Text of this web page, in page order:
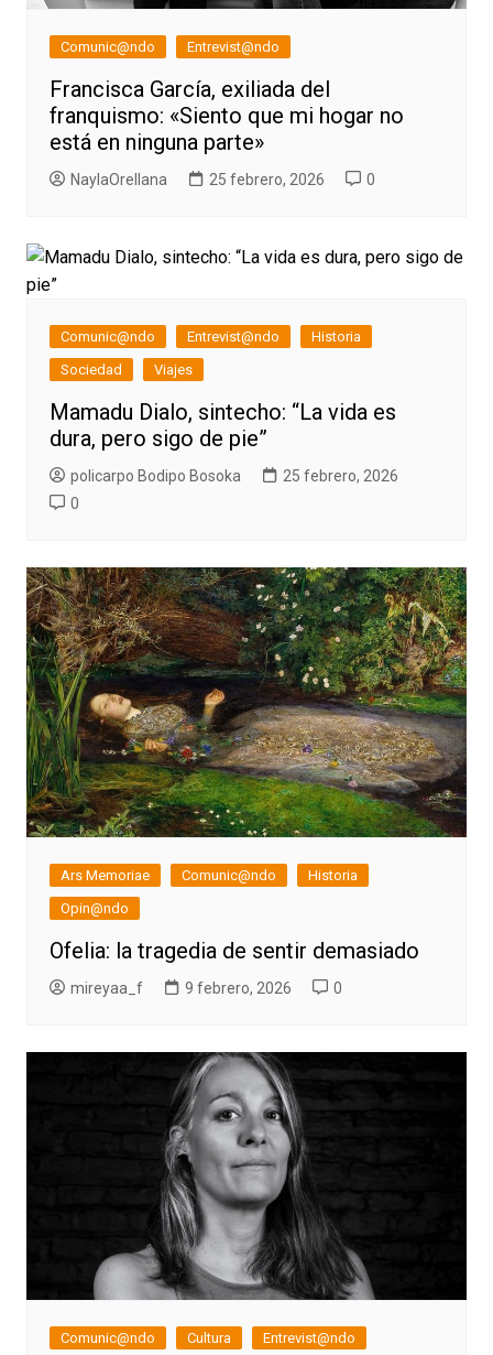
Comunic@ndo Entrevist@ndo
Francisca García, exiliada del
franquismo: «Siento que mi hogar no
está en ninguna parte»
NaylaOrellana 25 febrero, 2026 0
Comunic@ndo Entrevist@ndo
Historia
Sociedad
Viajes
Mamadu Dialo, sintecho: “La vida es
dura, pero sigo de pie”
policarpo Bodipo Bosoka
25 febrero, 2026
0
Ars Memoriae Comunic@ndo
Historia
Opin@ndo
Ofelia: la tragedia de sentir demasiado
mireyaa_f 9 febrero, 2026 0
Comunic@ndo Cultura Entrevist@ndo